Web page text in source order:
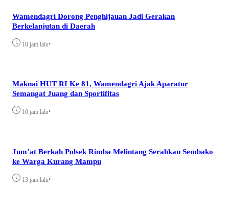
Wamendagri Dorong Penghijauan Jadi Gerakan
Berkelanjutan di Daerah
10 jam lalu•
Maknai HUT RI Ke 81, Wamendagri Ajak Aparatur
Semangat Juang dan Sportifitas
10 jam lalu•
Jum’at Berkah Polsek Rimba Melintang Serahkan Sembako
ke Warga Kurang Mampu
13 jam lalu•